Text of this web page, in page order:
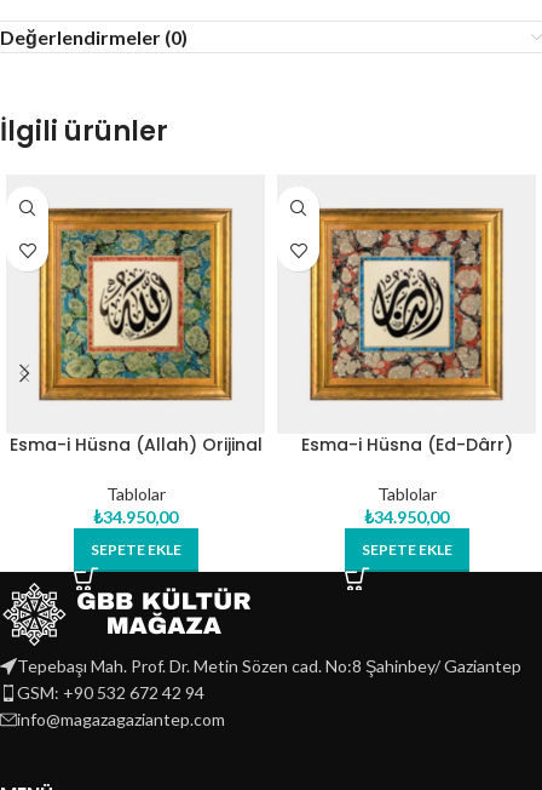
Değerlendirmeler (0)
İlgili ürünler
Esma-i Hüsna (Allah) Orijinal
Tablolar
₺34.950,00
SEPETE EKLE
Esma-i Hüsna (Ed-Dârr)
Tablolar
₺34.950,00
SEPETE EKLE
Tepebaşı Mah. Prof. Dr. Metin Sözen cad. No:8 Şahinbey/ Gaziantep
GSM: +90 532 672 42 94
info@magazagaziantep.com